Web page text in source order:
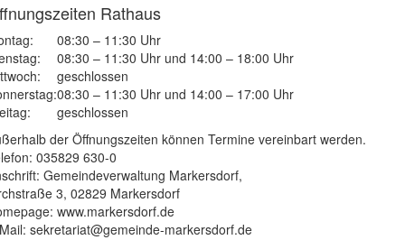
Rathaus
08:30 – 11:30 Uhr
08:30 – 11:30 Uhr und 14:00 – 18:00 Uhr
geschlossen
08:30 – 11:30 Uhr und 14:00 – 17:00 Uhr
geschlossen
der Öffnungszeiten können Termine vereinbart werden.
035829 630-0
Gemeindeverwaltung Markersdorf,
3, 02829 Markersdorf
www.markersdorf.de
sekretariat@gemeinde-markersdorf.de